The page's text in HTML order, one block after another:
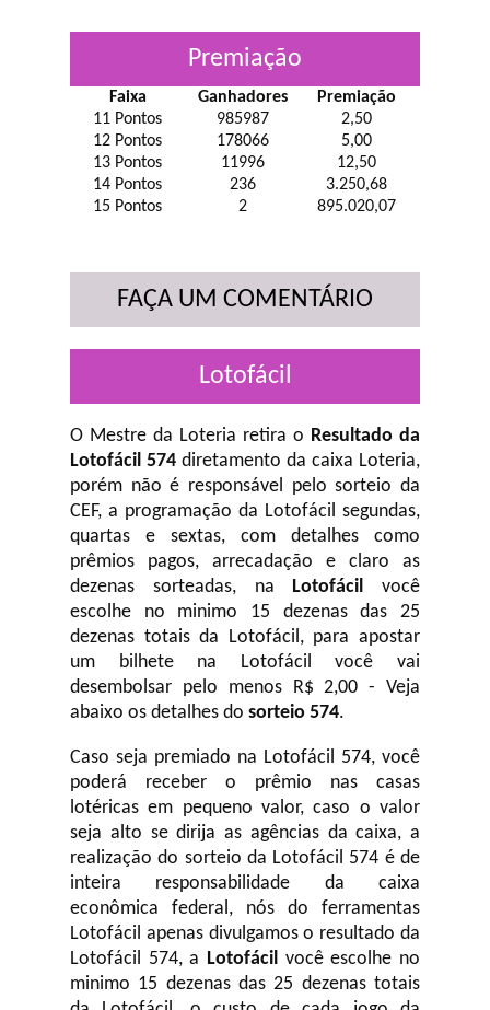
Premiação
Faixa Ganhadores
Premiação
11 Pontos
985987
2,50
12 Pontos
178066
5,00
13 Pontos
11996
12,50
14 Pontos
236
3.250,68
15 Pontos
2 895.020,07
FAÇA UM COMENTÁRIO
Lotofácil
O Mestre da Loteria retira o Resultado da
Lotofácil 574 diretamento da caixa Loteria,
porém não é responsável pelo sorteio da
CEF, a programação da Lotofácil segundas,
quartas e sextas, com detalhes como
prêmios pagos, arrecadação e claro as
dezenas sorteadas, na Lotofácil você
escolhe no minimo 15 dezenas das 25
dezenas totais da Lotofácil, para apostar
um bilhete na Lotofácil você vai
desembolsar pelo menos R$ 2,00 - Veja
abaixo os detalhes do sorteio 574.
Caso seja premiado na Lotofácil 574, você
poderá receber o prêmio nas casas
lotéricas em pequeno valor, caso o valor
seja alto se dirija as agências da caixa, a
realização do sorteio da Lotofácil 574 é de
inteira responsabilidade da caixa
econômica federal, nós do ferramentas
Lotofácil apenas divulgamos o resultado da
Lotofácil 574, a Lotofácil você escolhe no
minimo 15 dezenas das 25 dezenas totais